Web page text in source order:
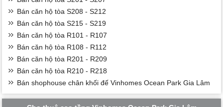
Bán căn hộ tòa S208 - S212
Bán căn hộ tòa S215 - S219
Bán căn hộ tòa R101 - R107
Bán căn hộ tòa R108 - R112
Bán căn hộ tòa R201 - R209
Bán căn hộ tòa R210 - R218
Bán shophouse chân khối đế Vinhomes Ocean Park Gia Lâm